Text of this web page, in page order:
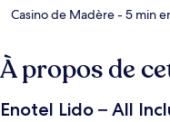
Casino de Madère- 5 min
À propos de
Enotel Lido – All